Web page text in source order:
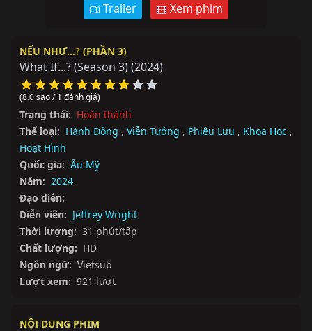
Trailer Xem phim
NẾU NHƯ…? (PHẦN 3)
What If...? (Season 3)(2024)
(8.0 sao / 1 đánh giá)
Trạng thái: Hoàn thành
Thể loại: Hành Động , Viễn Tưởng , Phiêu Lưu , Khoa Học ,
Hoạt Hình
Quốc gia: Âu Mỹ
Năm: 2024
Đạo diễn:
Diễn viên: Jeffrey Wright
Thời lượng: 31 phút/tập
Chất lượng: HD
Ngôn ngữ: Vietsub
Lượt xem: 921 lượt
NỘI DUNG PHIM